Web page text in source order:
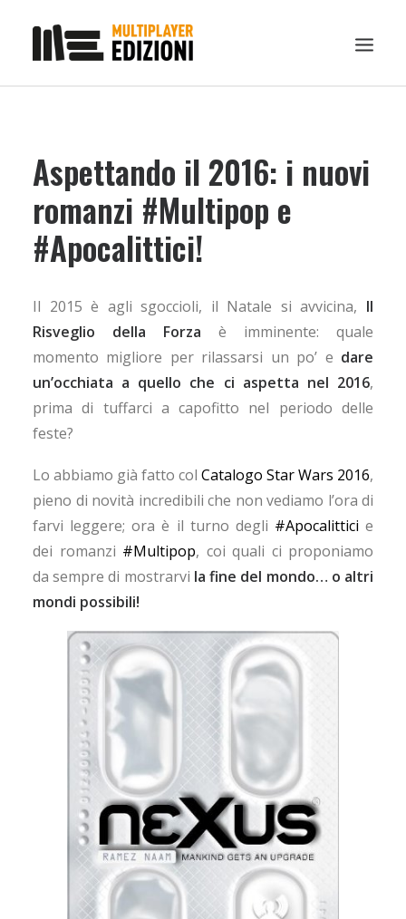
LIBRI
GUIDE STRATEGICHE
GADGET
NEWS
CHI SIAMO
RICERCA
Aspettando il 2016: i nuovi
romanzi #Multipop e
#Apocalittici!
Il 2015 è agli sgoccioli, il Natale si avvicina, Il
Risveglio della Forza è imminente: quale
momento migliore per rilassarsi un po’ e dare
un’occhiata a quello che ci aspetta nel 2016,
prima di tuffarci a capofitto nel periodo delle
feste?
Lo abbiamo già fatto col Catalogo Star Wars 2016,
pieno di novità incredibili che non vediamo l’ora di
farvi leggere; ora è il turno degli #Apocalittici e
dei romanzi #Multipop, coi quali ci proponiamo
da sempre di mostrarvi la fine del mondo… o altri
mondi possibili!